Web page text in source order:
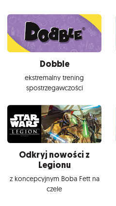
Dobble
ekstremalny trening
spostrzegawczości
Odkryj nowości z
Legionu
z koncepcyjnym Boba Fett na
czele